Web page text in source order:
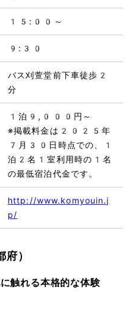
15:00～
9:30
バス刈萱堂前下車徒歩2
分
1泊9,000円～
※掲載料金は2025年
7月30日時点での、1
泊2名1室利用時の1名
の最低宿泊代金です。
http://www.komyouin.j
p/
）
触れる本格的な体験